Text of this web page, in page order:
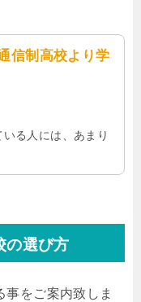
信制高校より学
る人には、あまり
の選び方
をご案内致しま